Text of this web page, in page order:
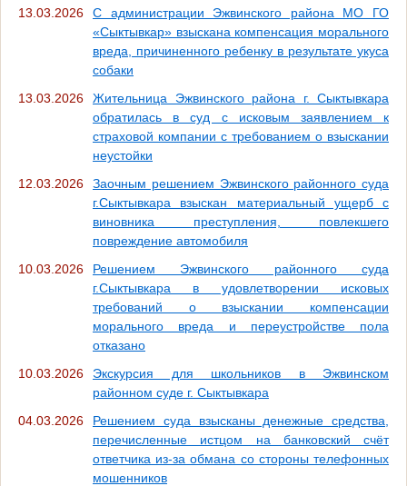
13.03.2026
С администрации Эжвинского района МО ГО
«Сыктывкар» взыскана компенсация морального
вреда, причиненного ребенку в результате укуса
собаки
13.03.2026
Жительница Эжвинского района г. Сыктывкара
обратилась в суд с исковым заявлением к
страховой компании с требованием о взыскании
неустойки
12.03.2026
Заочным решением Эжвинского районного суда
г.Сыктывкара взыскан материальный ущерб с
виновника преступления, повлекшего
повреждение автомобиля
10.03.2026
Решением Эжвинского районного суда
г.Сыктывкара в удовлетворении исковых
требований о взыскании компенсации
морального вреда и переустройстве пола
отказано
10.03.2026
Экскурсия для школьников в Эжвинском
районном суде г. Сыктывкара
04.03.2026
Решением суда взысканы денежные средства,
перечисленные истцом на банковский счёт
ответчика из-за обмана со стороны телефонных
мошенников